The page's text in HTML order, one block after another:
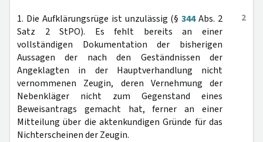
2
1. Die Aufklärungsrüge ist unzulässig (§344Abs. 2
Satz 2 StPO). Es fehlt bereits an einer
vollständigen Dokumentation der bisherigen
Aussagen der nach den Geständnissen der
Angeklagten in der Hauptverhandlung nicht
vernommenen Zeugin, deren Vernehmung der
Nebenkläger nicht zum Gegenstand eines
Beweisantrags gemacht hat, ferner an einer
Mitteilung über die aktenkundigen Gründe für das
Nichterscheinen der Zeugin.